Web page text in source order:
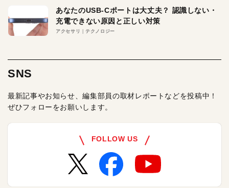
あなたのUSB-Cポートは大丈夫？ 認識しない・
充電できない原因と正しい対策
アクセサリ テクノロジー
SNS
最新記事やお知らせ、編集部員の取材レポートなどを投稿中！
ぜひフォローをお願いします。
FOLLOW US